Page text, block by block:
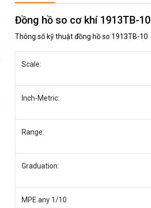
Đồng hồ so cơ khí 1913TB-10
Thông số kỹ thuật đồng hồ so 1913TB-10
Scale:
Inch-Metric:
Range:
Graduation:
MPE any 1/10